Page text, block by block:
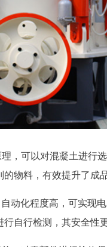
，可以对混凝土进行
物料，有效提升了成
动化程度高，可实现
自行检测，其安全性